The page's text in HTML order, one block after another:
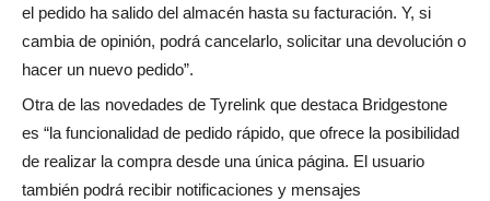
el pedido ha salido del almacén hasta su facturación. Y, si
cambia de opinión, podrá cancelarlo, solicitar una devolución o
hacer un nuevo pedido”.
Otra de las novedades de Tyrelink que destaca Bridgestone
es “la funcionalidad de pedido rápido, que ofrece la posibilidad
de realizar la compra desde una única página. El usuario
también podrá recibir notificaciones y mensajes